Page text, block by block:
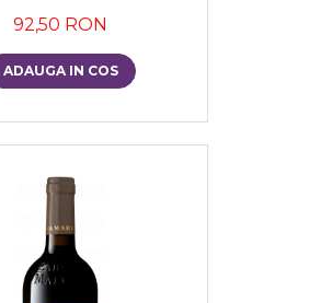
92,50 RON
ADAUGA IN COS